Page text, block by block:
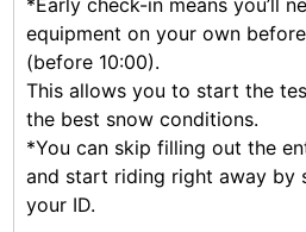
*Early check-in means you’ll
equipment on your own
(before 10:00).
This allows you to start the
the best snow conditions.
*You can skip filling out the
and start riding right away by
your ID.